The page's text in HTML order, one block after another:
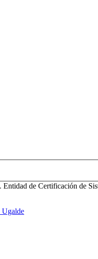
. Entidad de Certificación de
Ugalde